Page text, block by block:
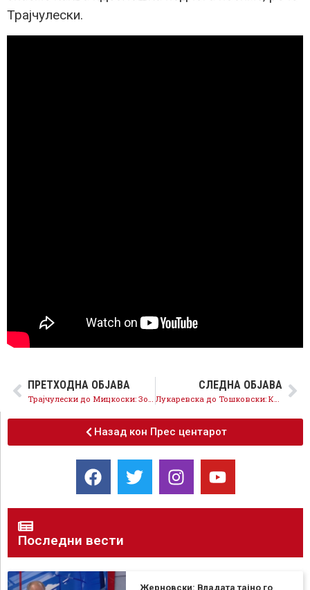
Трајчулески.
ПРЕТХОДНА ОБЈАВА
Трајчулески до Мицкоски: Зошто го отворате прашањето за македонскиот јазик, не враќате во времето на Груевски со истите мотиви?
СЛЕДНА ОБЈАВА
Лукаревска до Тошковски: Кој од власта ќе одговара што изгоре 20% од територијата на земјата во пожари?
Назад кон Прес центарот
Последни вести
Жерновски: Владата тајно го